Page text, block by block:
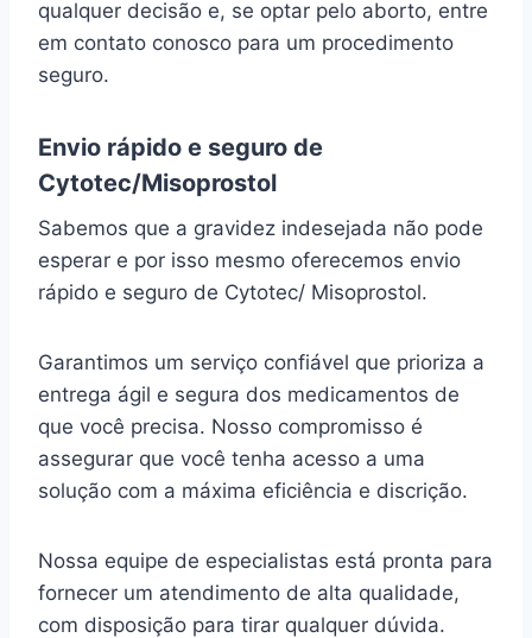
qualquer decisão e, se optar pelo aborto, entre
em contato conosco para um procedimento
seguro.
Envio rápido e seguro de
Cytotec/Misoprostol
Sabemos que a gravidez indesejada não pode
esperar e por isso mesmo oferecemos envio
rápido e seguro de Cytotec/ Misoprostol.
Garantimos um serviço confiável que prioriza a
entrega ágil e segura dos medicamentos de
que você precisa. Nosso compromisso é
assegurar que você tenha acesso a uma
solução com a máxima eficiência e discrição.
Nossa equipe de especialistas está pronta para
fornecer um atendimento de alta qualidade,
com disposição para tirar qualquer dúvida.